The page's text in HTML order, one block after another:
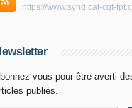
https://www.syndicat-cgt-
vous pour être averti
publiés.